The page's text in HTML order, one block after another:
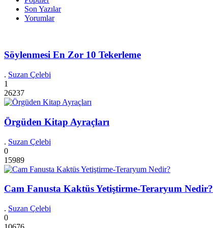
Son Yazılar
Yorumlar
Söylenmesi En Zor 10 Tekerleme
. Suzan Çelebi
1
26237
Örgüden Kitap Ayraçları
. Suzan Çelebi
0
15989
Cam Fanusta Kaktüs Yetiştirme-Teraryum Nedir?
. Suzan Çelebi
0